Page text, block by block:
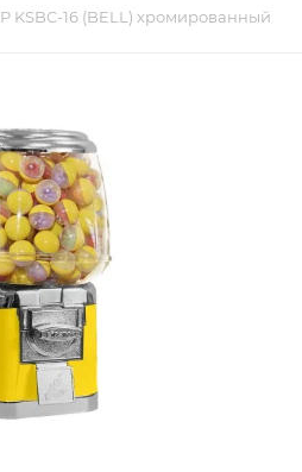
KSBC-16 (BELL) хромированный